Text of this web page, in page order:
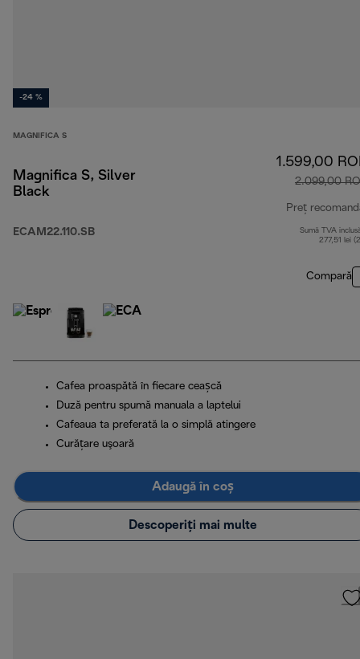
-24 %
MAGNIFICA S
Magnifica S, Silver
Black
ECAM22.110.SB
1.599,00
2.099,00
Preț
Sumă TVA
277,51 lei
Compară
Cafea proaspătă în fiecare ceașcă
Duză pentru spumă manuala a laptelui
Cafeaua ta preferată la o simplă atingere
Curăţare uşoară
Adaugă în coș
Descoperiți mai multe